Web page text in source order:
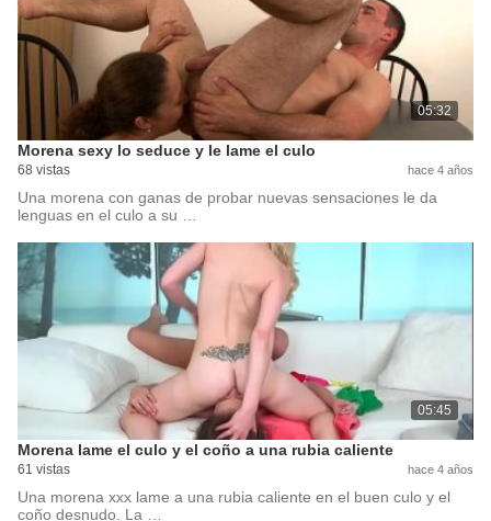
05:32
Morena sexy lo seduce y le lame el culo
68 vistas hace 4 años
Una morena con ganas de probar nuevas sensaciones le da
lenguas en el culo a su …
05:45
Morena lame el culo y el coño a una rubia caliente
61 vistas hace 4 años
Una morena xxx lame a una rubia caliente en el buen culo y el
coño desnudo. La …